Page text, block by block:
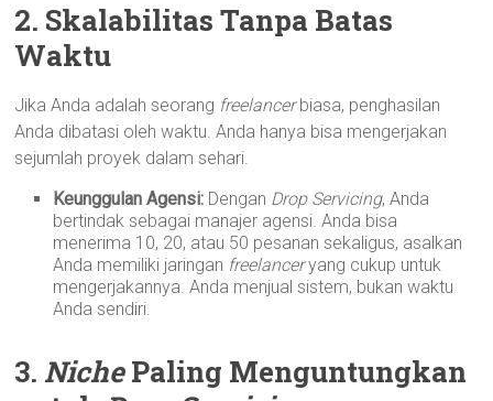
2. Skalabilitas Tanpa Batas
Waktu
Jika Anda adalah seorang freelancerbiasa, penghasilan
Anda dibatasi oleh waktu. Anda hanya bisa mengerjakan
sejumlah proyek dalam sehari.
Keunggulan Agensi: Dengan Drop Servicing, Anda
bertindak sebagai manajer agensi. Anda bisa
menerima 10, 20, atau 50 pesanan sekaligus, asalkan
Anda memiliki jaringan freelanceryang cukup untuk
mengerjakannya. Anda menjual sistem, bukan waktu
Anda sendiri.
3.NichePaling Menguntungkan